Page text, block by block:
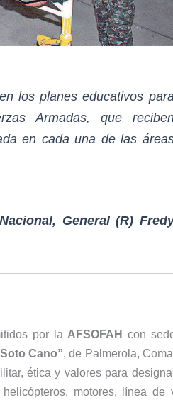
los planes educativos para
Armadas, que
en cada una de las
General (R)
por laAFSOFAH
con
Cano”, de Palmerola,
ética y valores para
motores, línea de